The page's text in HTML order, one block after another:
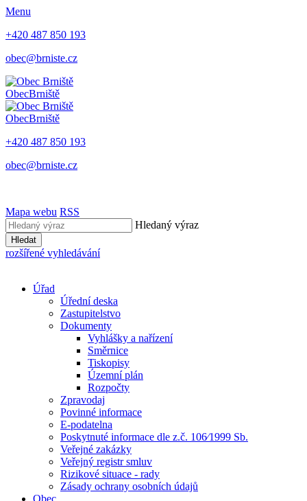
Menu
+420 487 850 193
obec@brniste.cz
ObecBrniště
ObecBrniště
+420 487 850 193
obec@brniste.cz
Mapa webu RSS
Hledaný výraz
Hledat
rozšířené vyhledávání
Úřad
Úřední deska
Zastupitelstvo
Dokumenty
Vyhlášky a nařízení
Směrnice
Tiskopisy
Územní plán
Rozpočty
Zpravodaj
Povinné informace
E-podatelna
Poskytnuté informace dle z.č. 106⁄1999 Sb.
Veřejné zakázky
Veřejný registr smluv
Rizikové situace - rady
Zásady ochrany osobních údajů
Obec